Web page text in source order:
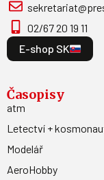
02/67 20 19 11
E-shop SK
Časopisy
atm
Letectví +
Modelář
AeroHobby